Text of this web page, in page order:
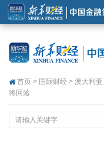
首页 > 国际财经 > 澳大利亚
将回落